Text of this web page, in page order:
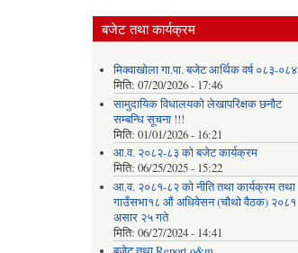
बजेट तथा कार्यक्रम
मिक्वाखोला गा.पा. बजेट आर्थिक वर्ष ०८३-०८४
मिति: 07/20/2026 - 17:46
सामुदायिक विधालयको लेखापरिक्षक छनौट
सम्बन्धि सूचना !!!
मिति: 01/01/2026 - 16:21
आ.व. २०८२-८३ को बजेट कार्यक्रम
मिति: 06/25/2025 - 15:22
आ.व. २०८१-८२ को नीति तथा कार्यक्रम तथा
गाउँसभा१८ औं अधिवेसन (चौथो वैठक) २०८१
असार २५ गते
मिति: 06/27/2024 - 14:41